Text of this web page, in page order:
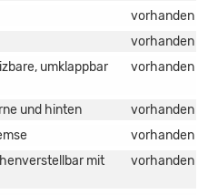
vorhanden
vorhanden
umklappbar
vorhanden
und hinten
vorhanden
vorhanden
mit
vorhanden